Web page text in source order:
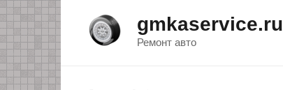
Перейти
к
контенту
gmkaservice.ru
Ремонт авто